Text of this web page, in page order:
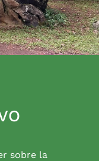
sobre la